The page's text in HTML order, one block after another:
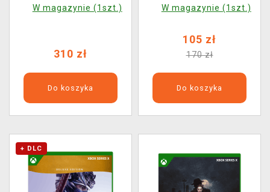
W magazynie (1szt.)
310 zł
Do koszyka
W magazynie (1szt.)
105 zł
170 zł
Do koszyka
+ DLC